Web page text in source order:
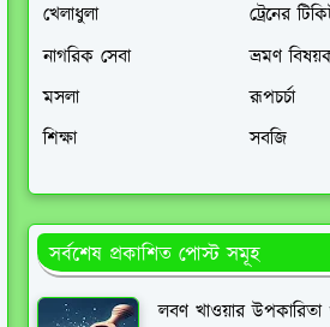
খেলাধুলা
ট্রেনের
নাগরিক সেবা
ভ্রমণ
মসলা
রূপচর্চা
শিক্ষা
সবজি
সর্বশেষ প্রকাশিত পোস্ট সমূহ
লবণ খাওয়ার